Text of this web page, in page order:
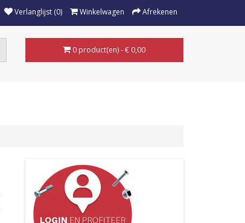
Verlanglijst (0) Winkelwagen Afrekenen
0 product(en) - € 0,00